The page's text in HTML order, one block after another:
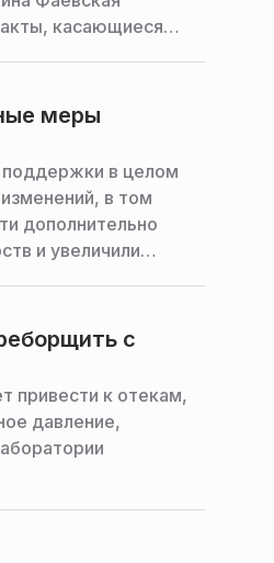
касающиеся
человека
меры
поддержки в целом
в том
дополнительно
и увеличили
с
привести к отекам,
давление,